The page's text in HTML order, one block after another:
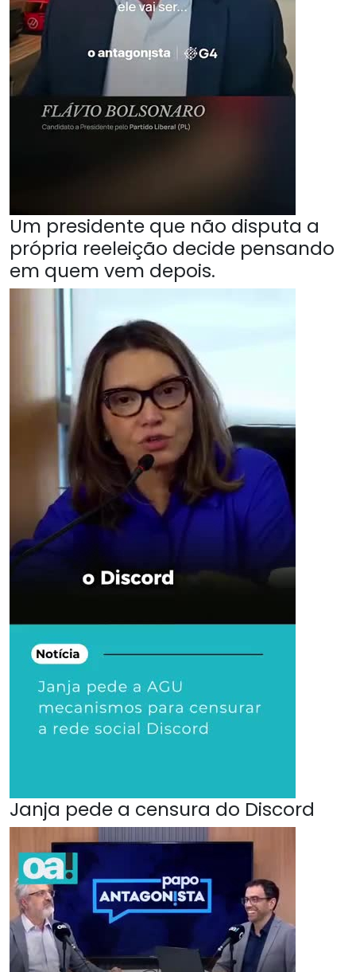
Um presidente que não disputa a
própria reeleição decide pensando
em quem vem depois.
Janja pede a censura do Discord